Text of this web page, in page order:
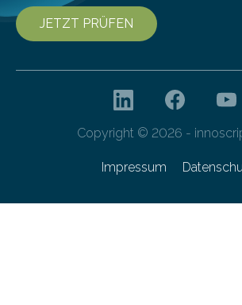
JETZT PRÜFEN
Copyright © 2026 -
Impressum